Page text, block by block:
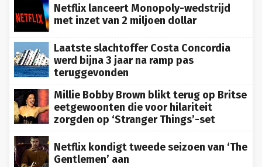
Netflix lanceert Monopoly-wedstrijd
met inzet van 2 miljoen dollar
Laatste slachtoffer Costa Concordia
werd bijna 3 jaar na ramp pas
teruggevonden
Millie Bobby Brown blikt terug op Britse
eetgewoonten die voor hilariteit
zorgden op ‘Stranger Things’-set
Netflix kondigt tweede seizoen van ‘The
Gentlemen’ aan